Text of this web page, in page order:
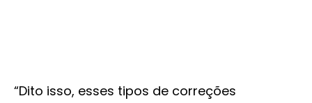
“Dito isso, esses tipos de correções